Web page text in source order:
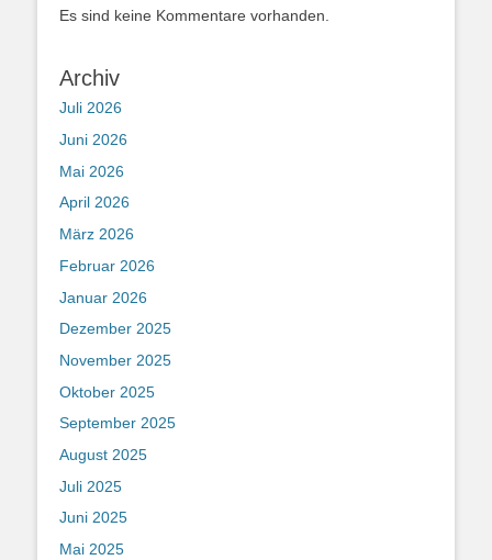
Es sind keine Kommentare vorhanden.
Archiv
Juli 2026
Juni 2026
Mai 2026
April 2026
März 2026
Februar 2026
Januar 2026
Dezember 2025
November 2025
Oktober 2025
September 2025
August 2025
Juli 2025
Juni 2025
Mai 2025